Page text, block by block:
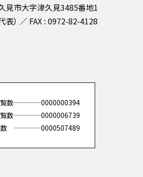
数
0000000394
数
0000006739
0000507489
見市大字津久見3485番地1
）
FAX : 0972-82-4128